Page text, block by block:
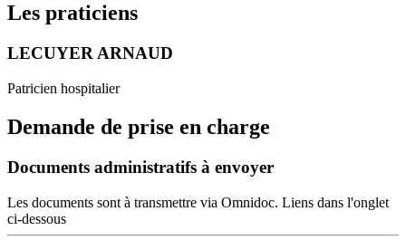
Les praticiens
LECUYER ARNAUD
Patricien hospitalier
Demande de prise en charge
Documents administratifs à envoyer
Les documents sont à transmettre via Omnidoc. Liens dans l'onglet
ci-dessous